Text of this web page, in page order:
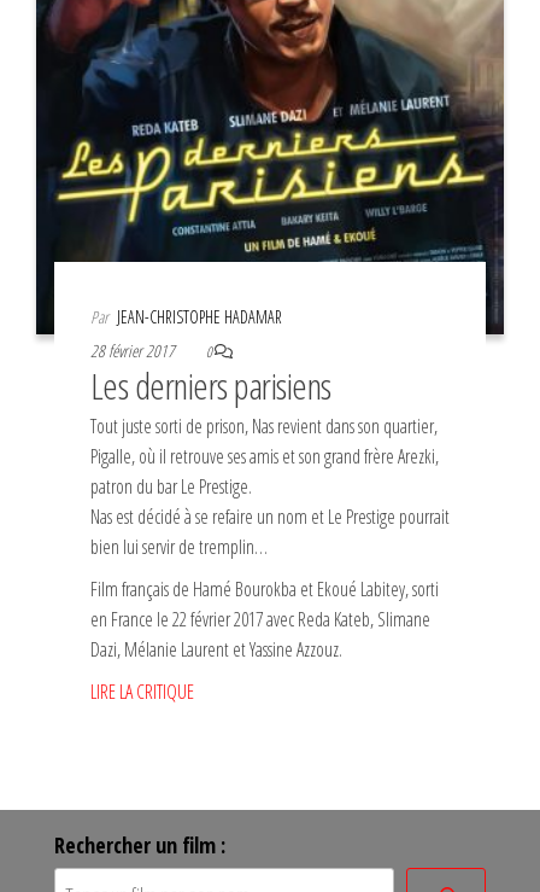
Par JEAN-CHRISTOPHE HADAMAR
28 février 2017
0
Les derniers parisiens
Tout juste sorti de prison, Nas revient dans son quartier,
Pigalle, où il retrouve ses amis et son grand frère Arezki,
patron du bar Le Prestige.
Nas est décidé à se refaire un nom et Le Prestige pourrait
bien lui servir de tremplin…
Film français de Hamé Bourokba et Ekoué Labitey, sorti
en France le 22 février 2017 avec Reda Kateb, Slimane
Dazi, Mélanie Laurent et Yassine Azzouz.
LIRE LA CRITIQUE
Rechercher un film :